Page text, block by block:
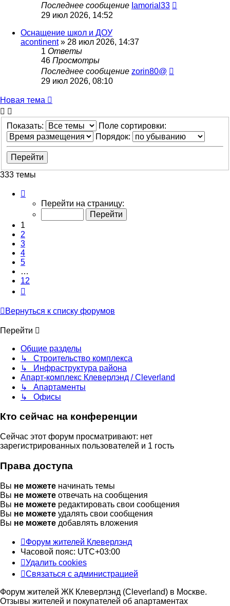
Последнее сообщение Iamorial33
29 июл 2026, 14:52
Оснащение школ и ДОУ
acontinent» 28 июл 2026, 14:37
1 Ответы
46 Просмотры
Последнее сообщение zorin80@
29 июл 2026, 08:10
Новая тема
Показать:
Поле сортировки:
Порядок:
333 темы
12
Перейти на страницу:
1
2
3
4
5
…
12
Вернуться к списку форумов
Перейти
Общие разделы
↳ Строительство комплекса
↳ Инфраструктура района
Апарт-комплекс Клеверлэнд / Cleverland
↳ Апартаменты
↳ Офисы
Кто сейчас на конференции
Сейчас этот форум просматривают: нет
зарегистрированных пользователей и 1 гость
Права доступа
Вы не можете начинать темы
Вы не можете отвечать на сообщения
Вы не можете редактировать свои сообщения
Вы не можете удалять свои сообщения
Вы не можете добавлять вложения
Форум жителей Клеверлэнд
Часовой пояс: UTC+03:00
Удалить cookies
Связаться с администрацией
Форум жителей ЖК Клеверлэнд (Cleverland) в Москве.
Отзывы жителей и покупателей об апартаментах